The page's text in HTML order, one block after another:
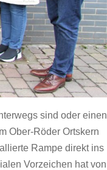
sind oder einen
Ober-Röder Ortskern
Rampe direkt ins
Vorzeichen hat von